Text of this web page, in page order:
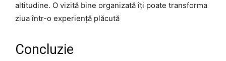
altitudine. O vizită bine organizată îți poate transforma
ziua într-o experiență plăcută
Concluzie